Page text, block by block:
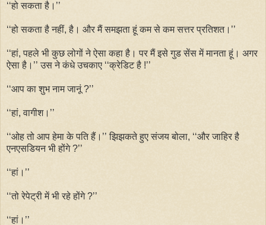
‘‘हो सकता है।’’
‘‘हो सकता है नहीं, है। और मैं समझता हूं कम से कम सत्तर प्रतिशत।’’
‘‘हां, पहले भी कुछ लोगों ने ऐसा कहा है। पर मैं इसे गुड सेंस में मानता हूं। अगर
ऐसा है।’’ उस ने कंधे उचकाए ‘‘क्रेडिट है !’’
‘‘आप का शुभ नाम जानूं ?’’
‘‘हां, वागीश।’’
‘‘ओह तो आप हेमा के पति हैं।’’ झिझकते हुए संजय बोला, ‘‘और जाहिर है
एनएसडियन भी होंगे ?’’
‘‘हां।’’
‘‘तो रेपेट्री में भी रहे होंगे ?’’
‘‘हां।’’